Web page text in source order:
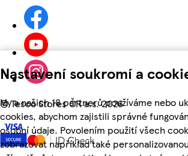
Nastavení soukromí a
My a našich 18 partnerů používáme nebo
cookies, abychom zajistili správné
osobní údaje. Povolením použití všech
zobrazovat například také
©Tesco Stores ČR a.s. 2026